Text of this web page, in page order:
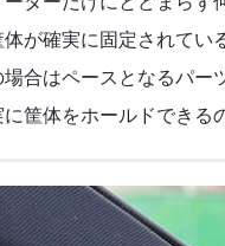
が確実に固定されて
合はペースとなるパ
筐体をホールドできる